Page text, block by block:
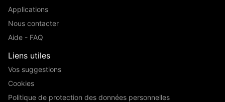
Applications
Nous contacter
Aide - FAQ
Liens utiles
Vos suggestions
Cookies
Politique de protection des données personnelles